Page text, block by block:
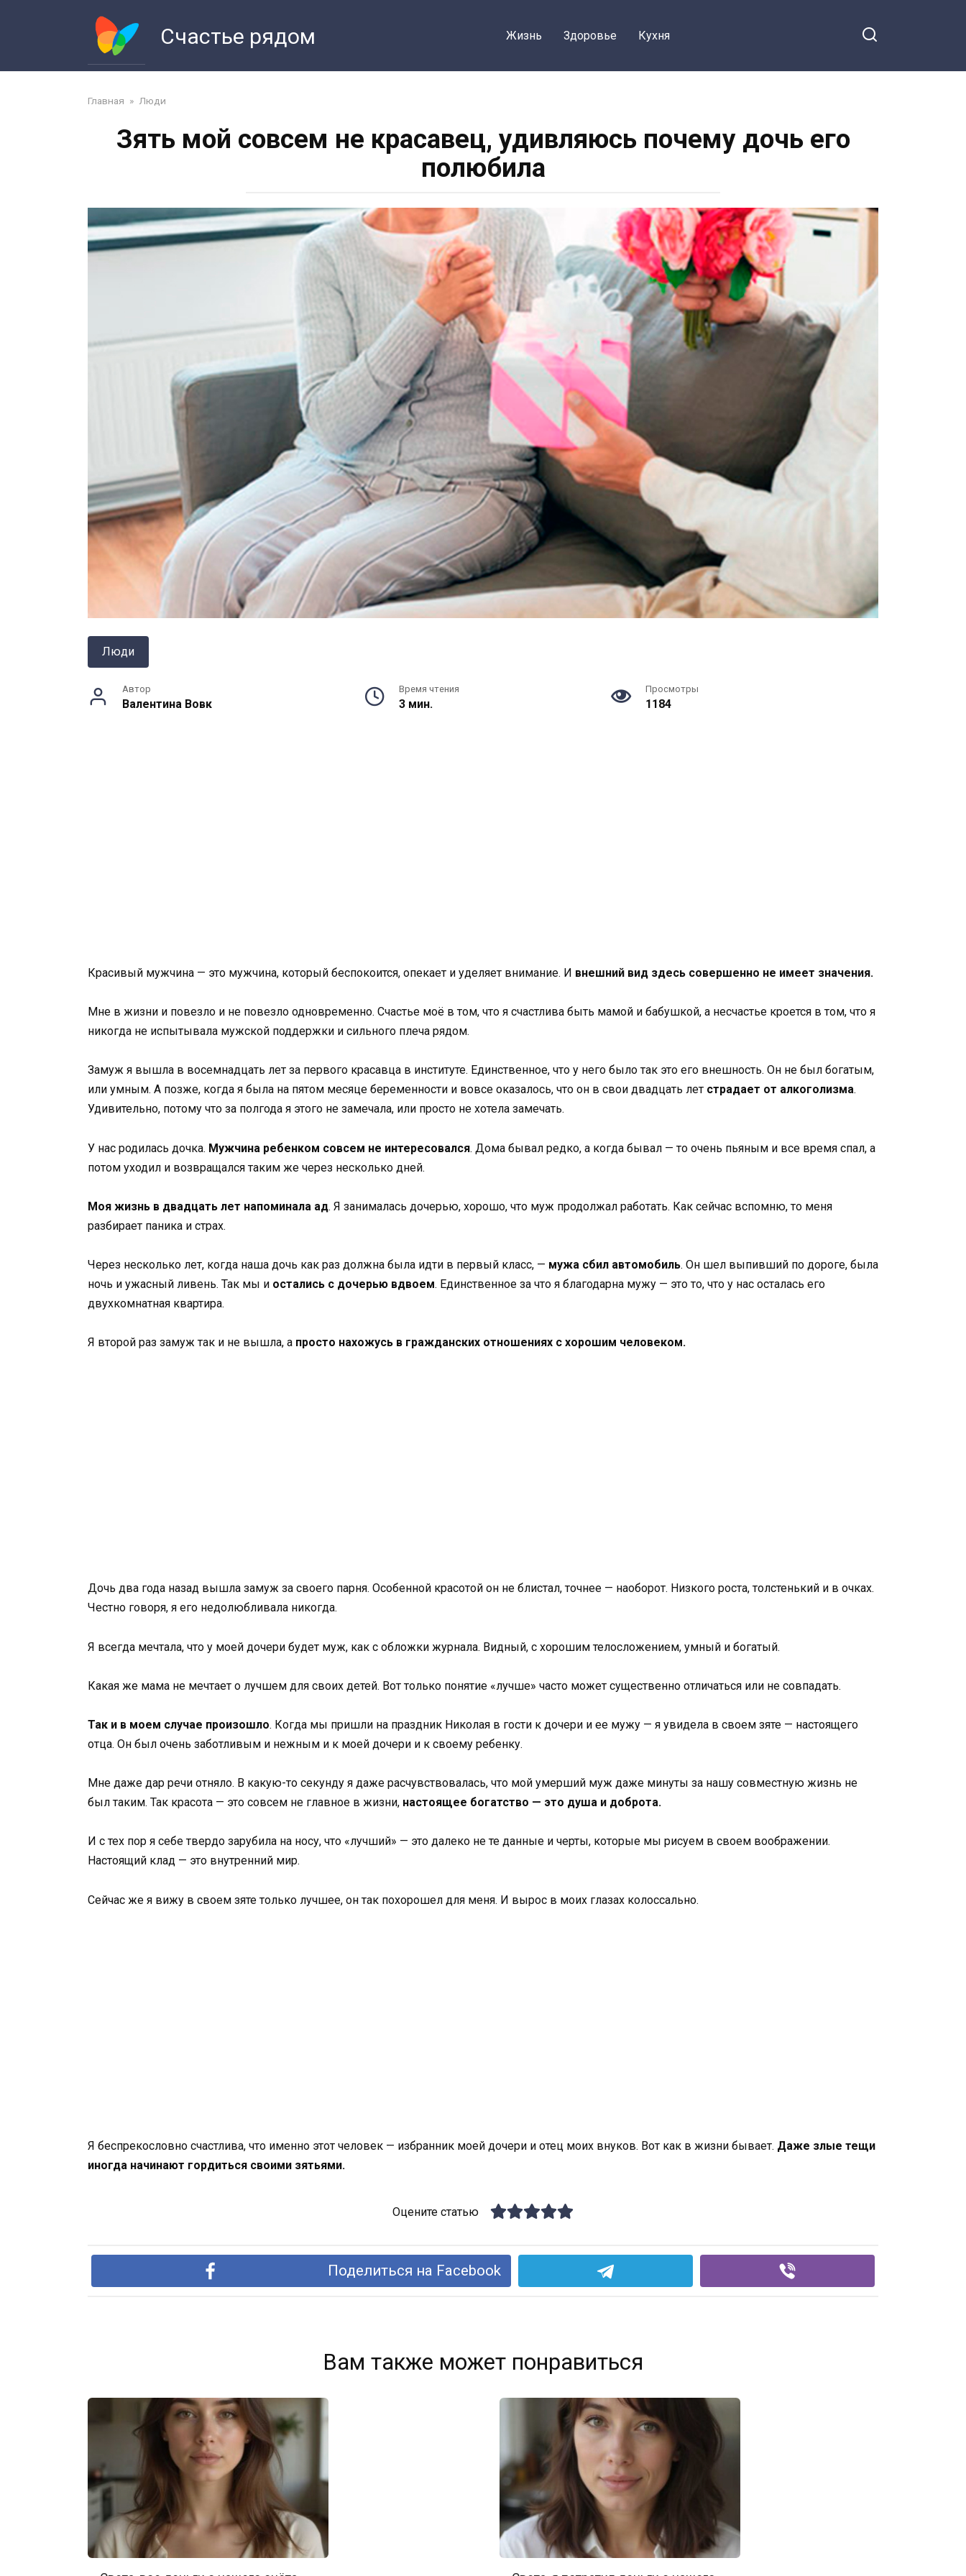
Счастье рядом Жизнь Здоровье Кухня
Главная » Люди
Зять мой совсем не красавец, удивляюсь почему дочь его
полюбила
Люди
Автор
Валентина Вовк
Время чтения
3 мин.
Просмотры
1184
Красивый мужчина — это мужчина, который беспокоится, опекает и уделяет внимание. И внешний вид здесь совершенно не имеет значения.
Мне в жизни и повезло и не повезло одновременно. Счастье моё в том, что я счастлива быть мамой и бабушкой, а несчастье кроется в том, что я
никогда не испытывала мужской поддержки и сильного плеча рядом.
Замуж я вышла в восемнадцать лет за первого красавца в институте. Единственное, что у него было так это его внешность. Он не был богатым,
или умным. А позже, когда я была на пятом месяце беременности и вовсе оказалось, что он в свои двадцать лет страдает от алкоголизма.
Удивительно, потому что за полгода я этого не замечала, или просто не хотела замечать.
У нас родилась дочка. Мужчина ребенком совсем не интересовался. Дома бывал редко, а когда бывал — то очень пьяным и все время спал, а
потом уходил и возвращался таким же через несколько дней.
Моя жизнь в двадцать лет напоминала ад. Я занималась дочерью, хорошо, что муж продолжал работать. Как сейчас вспомню, то меня
разбирает паника и страх.
Через несколько лет, когда наша дочь как раз должна была идти в первый класс, — мужа сбил автомобиль. Он шел выпивший по дороге, была
ночь и ужасный ливень. Так мы и остались с дочерью вдвоем. Единственное за что я благодарна мужу — это то, что у нас осталась его
двухкомнатная квартира.
Я второй раз замуж так и не вышла, а просто нахожусь в гражданских отношениях с хорошим человеком.
Дочь два года назад вышла замуж за своего парня. Особенной красотой он не блистал, точнее — наоборот. Низкого роста, толстенький и в очках.
Честно говоря, я его недолюбливала никогда.
Я всегда мечтала, что у моей дочери будет муж, как с обложки журнала. Видный, с хорошим телосложением, умный и богатый.
Какая же мама не мечтает о лучшем для своих детей. Вот только понятие «лучше» часто может существенно отличаться или не совпадать.
Так и в моем случае произошло. Когда мы пришли на праздник Николая в гости к дочери и ее мужу — я увидела в своем зяте — настоящего
отца. Он был очень заботливым и нежным и к моей дочери и к своему ребенку.
Мне даже дар речи отняло. В какую-то секунду я даже расчувствовалась, что мой умерший муж даже минуты за нашу совместную жизнь не
был таким. Так красота — это совсем не главное в жизни, настоящее богатство — это душа и доброта.
И с тех пор я себе твердо зарубила на носу, что «лучший» — это далеко не те данные и черты, которые мы рисуем в своем воображении.
Настоящий клад — это внутренний мир.
Сейчас же я вижу в своем зяте только лучшее, он так похорошел для меня. И вырос в моих глазах колоссально.
Я беспрекословно счастлива, что именно этот человек — избранник моей дочери и отец моих внуков. Вот как в жизни бывает. Даже злые тещи
иногда начинают гордиться своими зятьями.
Оцените статью
Поделиться на Facebook
Вам также может понравиться